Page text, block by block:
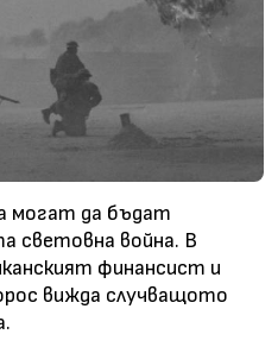
могат да бъдат
световна война. В
финансист и
вижда случващото